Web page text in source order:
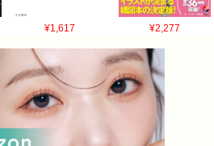
¥1,617 ¥2,277